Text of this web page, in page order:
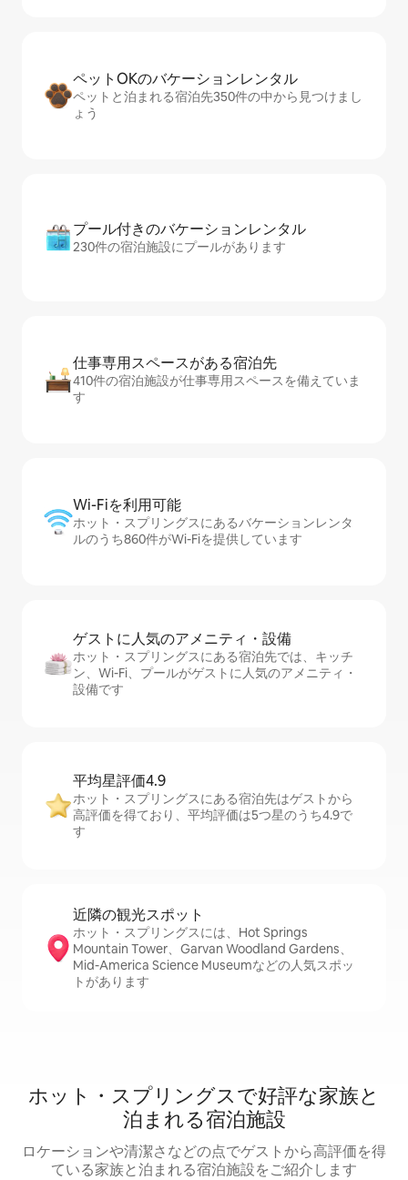
ペットOKのバ⁠ケ⁠ー⁠シ⁠ョ⁠ンレ⁠ン⁠タ⁠ル
ペットと泊まれる宿泊先350件の中から見つけまし
ょう
プール付きのバ⁠ケ⁠ー⁠シ⁠ョ⁠ンレ⁠ン⁠タ⁠ル
230件の宿泊施設にプールがあります
仕事専用ス⁠ペ⁠ー⁠スがあ⁠る宿⁠泊⁠先
410件の宿泊施設が仕事専用スペースを備えていま
す
Wi-Fiを利⁠用⁠可⁠能
ホット・スプリングスにあるバケーションレンタ
ルのうち860件がWi-Fiを提供しています
ゲストに人⁠気⁠のア⁠メ⁠ニ⁠テ⁠ィ・設⁠備
ホット・スプリングスにある宿泊先では、キッチ
ン、Wi-Fi、プールがゲストに人気のアメニティ・
設備です
平均星評価4.9
ホット・スプリングスにある宿泊先はゲストから
高評価を得ており、平均評価は5つ星のうち4.9で
す
近隣の観光ス⁠ポ⁠ッ⁠ト
ホット・スプリングスには、Hot Springs
Mountain Tower、Garvan Woodland Gardens、
Mid-America Science Museumなどの人気スポッ
トがあります
ホット・スプリングスで好評な家族と
泊まれる宿泊施設
ロケーションや清潔さなどの点でゲストから高評価を得
ている家族と泊まれる宿泊施設をご紹介します